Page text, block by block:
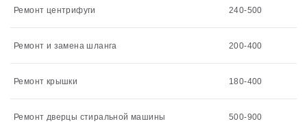
Ремонт центрифуги 240-500
Ремонт и замена шланга 200-400
Ремонт крышки 180-400
Ремонт дверцы стиральной машины 500-900